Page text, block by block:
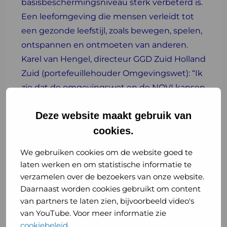
Deze website maakt gebruik van
cookies.
We gebruiken cookies om de website goed te
laten werken en om statistische informatie te
verzamelen over de bezoekers van onze website.
Daarnaast worden cookies gebruikt om content
van partners te laten zien, bijvoorbeeld video's
van YouTube. Voor meer informatie zie
basisbeschermingsniveau sterk verbeterd is.
Een leefomgeving die mensen verleidt tot
een gezonde leefstijl, zoals bewegen, spelen,
ontspannen en ontmoeten van anderen.
Karel van Hengel, directeur GGD Zuid Holland
Zuid (portefeuillehouder Omgevingswet): “Ik
zie dat de omgevingswet en de NOVI kansen
publieke gezondheid, vergelijkbaar met de
impact van de aanleg van de riolering in
Het is overigens ook een feit dat sommige
normen in de nieuwe omgevingswet
verruimd zijn. Zo bestaat bijvoorbeeld nu de
mogelijkheid om meer geluidsbelasting voor
een huis toe te staan of ongewenste